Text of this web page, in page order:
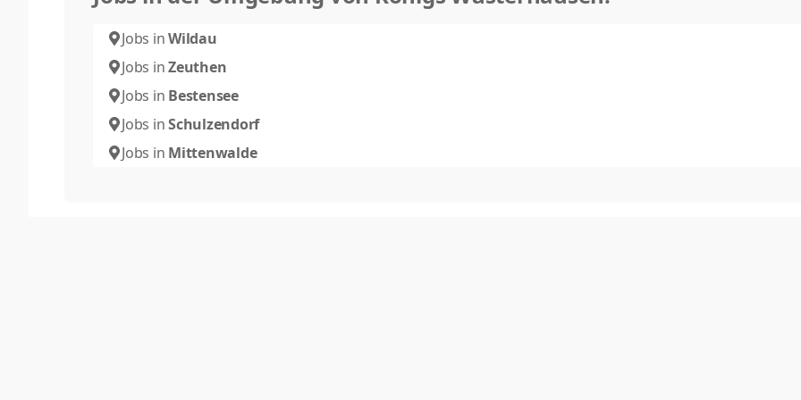
Jobs inWildau
Jobs inZeuthen
Jobs in Bestensee
Jobs inSchulzendorf
Jobs in Mittenwalde